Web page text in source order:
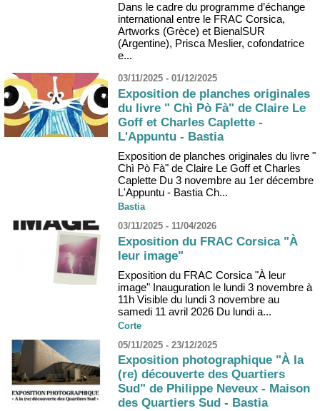
Dans le cadre du programme d’échange
international entre le FRAC Corsica,
Artworks (Grèce) et BienalSUR
(Argentine), Prisca Meslier, cofondatrice
e...
03/11/2025 - 01/12/2025
Exposition de planches originales
du livre " Chì Pò Fà" de Claire Le
Goff et Charles Caplette -
L'Appuntu - Bastia
Exposition de planches originales du livre "
Chì Pò Fà" de Claire Le Goff et Charles
Caplette Du 3 novembre au 1er décembre
L'Appuntu - Bastia Ch...
Bastia
03/11/2025 - 11/04/2026
Exposition du FRAC Corsica "À
leur image"
Exposition du FRAC Corsica "À leur
image" Inauguration le lundi 3 novembre à
11h Visible du lundi 3 novembre au
samedi 11 avril 2026 Du lundi a...
Corte
05/11/2025 - 23/12/2025
Exposition photographique "À la
(re) découverte des Quartiers
Sud" de Philippe Neveux - Maison
des Quartiers Sud - Bastia